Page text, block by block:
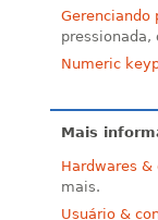
Gerenciando
pressionada,
Numeric
Mais
Hardwares &
mais.
Usuário &